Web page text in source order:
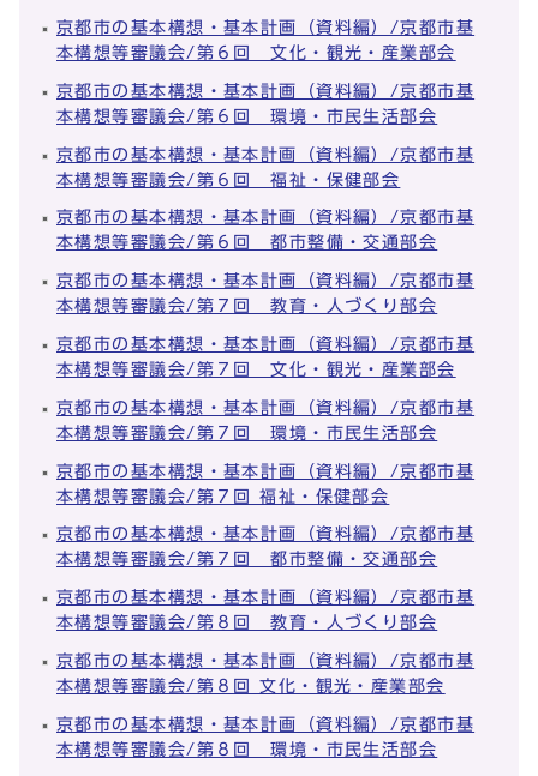
京都市の基本構想・基本計画（資料編）/京都市基
本構想等審議会/第６回 文化・観光・産業部会
京都市の基本構想・基本計画（資料編）/京都市基
本構想等審議会/第６回 環境・市民生活部会
京都市の基本構想・基本計画（資料編）/京都市基
本構想等審議会/第６回 福祉・保健部会
京都市の基本構想・基本計画（資料編）/京都市基
本構想等審議会/第６回 都市整備・交通部会
京都市の基本構想・基本計画（資料編）/京都市基
本構想等審議会/第７回 教育・人づくり部会
京都市の基本構想・基本計画（資料編）/京都市基
本構想等審議会/第７回 文化・観光・産業部会
京都市の基本構想・基本計画（資料編）/京都市基
本構想等審議会/第７回 環境・市民生活部会
京都市の基本構想・基本計画（資料編）/京都市基
本構想等審議会/第７回 福祉・保健部会
京都市の基本構想・基本計画（資料編）/京都市基
本構想等審議会/第７回 都市整備・交通部会
京都市の基本構想・基本計画（資料編）/京都市基
本構想等審議会/第８回 教育・人づくり部会
京都市の基本構想・基本計画（資料編）/京都市基
本構想等審議会/第８回 文化・観光・産業部会
京都市の基本構想・基本計画（資料編）/京都市基
本構想等審議会/第８回 環境・市民生活部会